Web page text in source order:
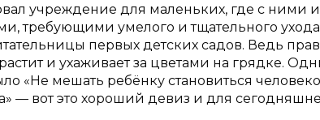
учреждение для маленьких, где с ними
требующими умелого и тщательного
первых детских садов. Ведь
и ухаживает за цветами на грядке.
«Не мешать ребёнку становиться
— вот это хороший девиз и для